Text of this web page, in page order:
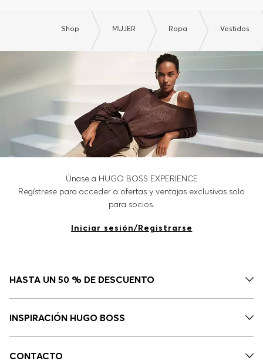
Shop MUJER Ropa Vestidos
Únase a HUGO BOSS EXPERIENCE
Regístrese para acceder a ofertas y ventajas exclusivas solo
para socios.
Iniciar sesión/Registrarse
HASTA UN 50 % DE DESCUENTO
INSPIRACIÓN HUGO BOSS
CONTACTO